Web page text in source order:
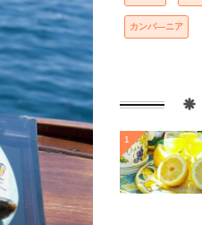
カンパ―ニア
1